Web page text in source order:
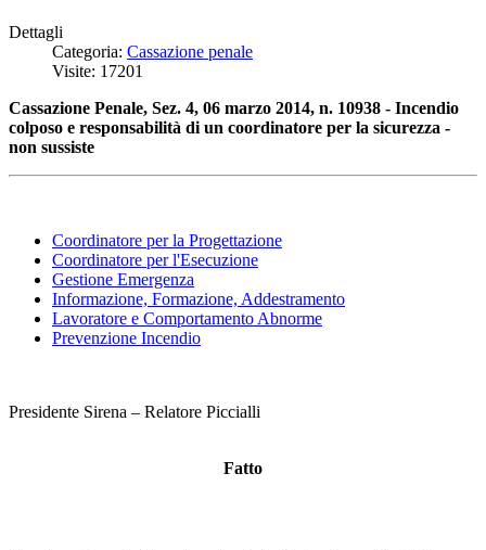
Dettagli
Categoria: Cassazione penale
Visite: 17201
Cassazione Penale, Sez. 4, 06 marzo 2014, n. 10938 - Incendio
colposo e responsabilità di un coordinatore per la sicurezza -
non sussiste
Coordinatore per la Progettazione
Coordinatore per l'Esecuzione
Gestione Emergenza
Informazione, Formazione, Addestramento
Lavoratore e Comportamento Abnorme
Prevenzione Incendio
Presidente Sirena – Relatore Piccialli
Fatto